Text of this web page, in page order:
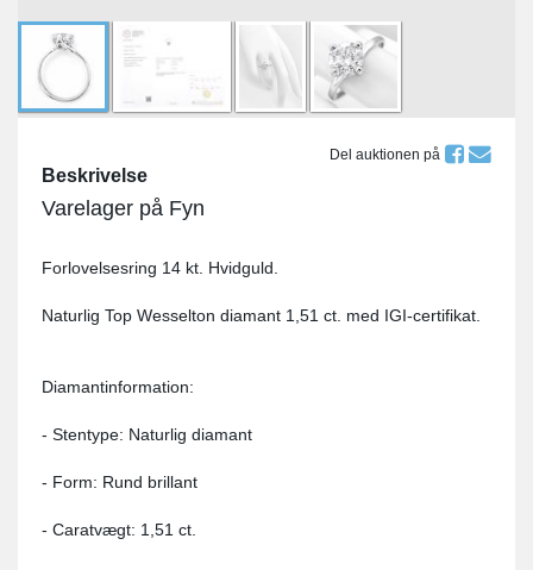
Del auktionen på
Beskrivelse
Varelager på Fyn
Forlovelsesring 14 kt. Hvidguld.
Naturlig Top Wesselton diamant 1,51 ct. med IGI-certifikat.
Diamantinformation:
- Stentype: Naturlig diamant
- Form: Rund brillant
- Caratvægt: 1,51 ct.